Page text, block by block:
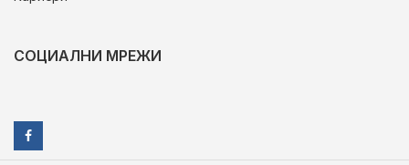
СОЦИАЛНИ МРЕЖИ